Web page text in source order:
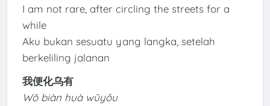
I am not rare, after circling the streets for a
while
Aku bukan sesuatu yang langka, setelah
berkeliling jalanan
我便化乌有
Wǒ biàn huà wūyǒu